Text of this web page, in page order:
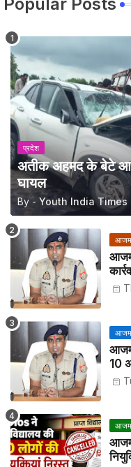
प्रदेश
अतीक अहमद के बेटे
घायल
By - Youth India Times
10